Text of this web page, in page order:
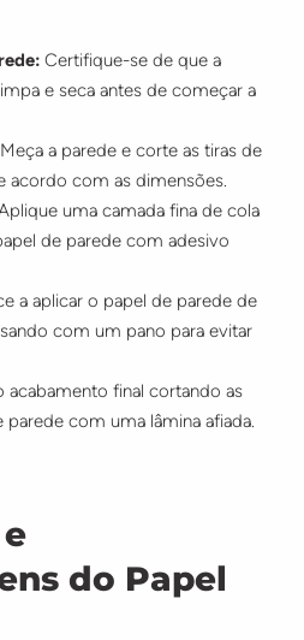
Certifique-se de que a
e seca antes de começar a
Meça a parede e corte as tiras de
acordo com as dimensões.
uma camada fina de cola
de parede com adesivo
a aplicar o papel de parede de
com um pano para evitar
acabamento final cortando as
parede com uma lâmina afiada.
do Papel